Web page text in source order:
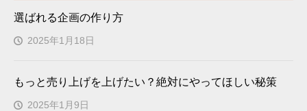
選ばれる企画の作り方
2025年1月18日
もっと売り上げを上げたい？絶対にやってほしい秘策
2025年1月9日